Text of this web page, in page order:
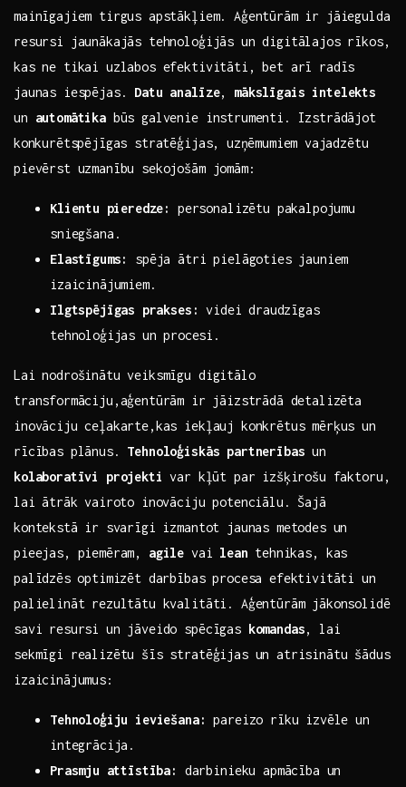
mainīgajiem tirgus apstākļiem. ‌Aģentūrām ir jāiegulda​
resursi jaunākajās tehnoloģijās un digitālajos ⁣rīkos,
kas ‍ne tikai uzlabos efektivitāti, bet arī radīs
jaunas iespējas. Datu​ analīze, mākslīgais intelekts
un automātikabūs ​galvenie instrumenti. Izstrādājot
⁤konkurētspējīgas stratēģijas,⁢ uzņēmumiem⁤ vajadzētu
pievērst‍ uzmanību sekojošām jomām:
Klientu⁤ pieredze:
personalizētu pakalpojumu
sniegšana.
Elastīgums:
spēja ātri pielāgoties jauniem
izaicinājumiem.
Ilgtspējīgas⁢ prakses: videi ⁢draudzīgas
tehnoloģijas un ⁣procesi.
Lai nodrošinātu‍ veiksmīgu digitālo
transformāciju,aģentūrām ir⁢ jāizstrādā detalizēta
inovāciju ceļakarte,kas iekļauj konkrētus mērķus un ​
rīcības plānus. Tehnoloģiskās partnerības un
kolaboratīvi ​projekti var⁢ kļūt par izšķirošu faktoru,
lai ātrāk ⁤vairoto inovāciju potenciālu. Šajā
kontekstā ir ⁣svarīgi izmantot jaunas metodes un
pieejas, piemēram, agile vai⁢ lean ⁣tehnikas, kas
palīdzēs ⁢optimizēt darbības procesa efektivitāti‍ un
palielināt rezultātu kvalitāti. Aģentūrām jākonsolidē
savi resursi un ‍jāveido ‌spēcīgas‌ komandas, ⁢lai
sekmīgi realizētu šīs stratēģijas un ‌atrisinātu ⁣šādus⁤
izaicinājumus:
Tehnoloģiju ieviešana: pareizo ​rīku izvēle un
integrācija.
Prasmju ⁤attīstība:
darbinieku apmācība un